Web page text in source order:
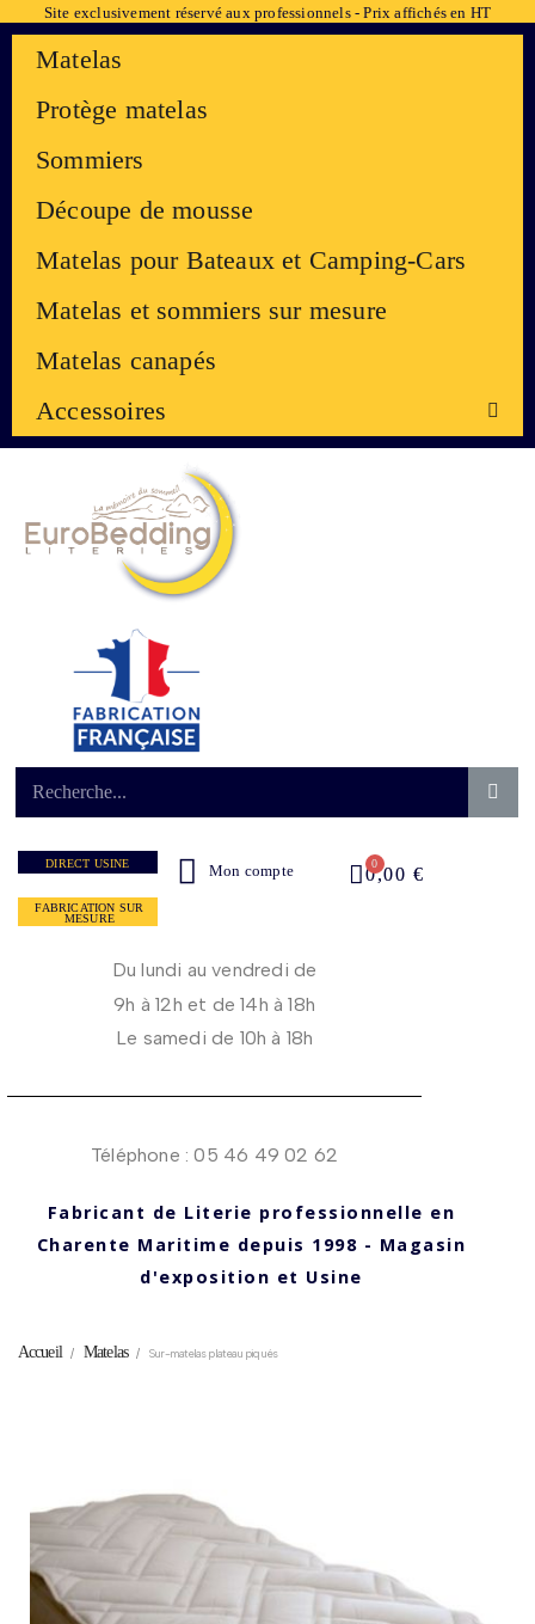
Site exclusivement réservé aux professionnels - Prix affichés en HT
Matelas
Protège matelas
Sommiers
Découpe de mousse
Matelas pour Bateaux et Camping-Cars
Matelas et sommiers sur mesure
Matelas canapés
Accessoires
DIRECT USINE
FABRICATION SUR
MESURE
Mon compte 0,00 €
Du lundi au vendredi de
9h à 12h et de 14h à 18h
Le samedi de 10h à 18h
Téléphone : 05 46 49 02 62
Fabricant de Literie professionnelle en
Charente Maritime depuis 1998 - Magasin
d'exposition et Usine
Accueil Matelas Sur-matelas plateau piqués